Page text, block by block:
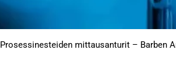
Prosessinesteiden mittausanturit – Barben